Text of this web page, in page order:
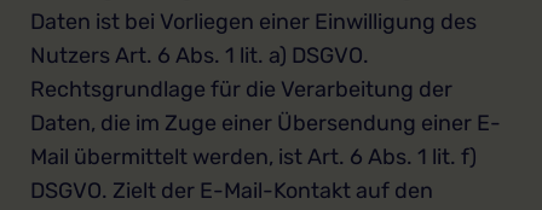
Daten ist bei Vorliegen einer Einwilligung des
Nutzers Art. 6 Abs. 1 lit. a) DSGVO.
Rechtsgrundlage für die Verarbeitung der
Daten, die im Zuge einer Übersendung einer E-
Mail übermittelt werden, ist Art. 6 Abs. 1 lit. f)
DSGVO. Zielt der E-Mail-Kontakt auf den